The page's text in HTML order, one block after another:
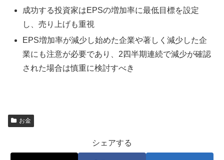
成功する投資家はEPSの増加率に最低目標を設定
し、売り上げも重視
EPS増加率が減少し始めた企業や著しく減少した企
業にも注意が必要であり、2四半期連続で減少が確認
された場合は慎重に検討すべき
お金
シェアする